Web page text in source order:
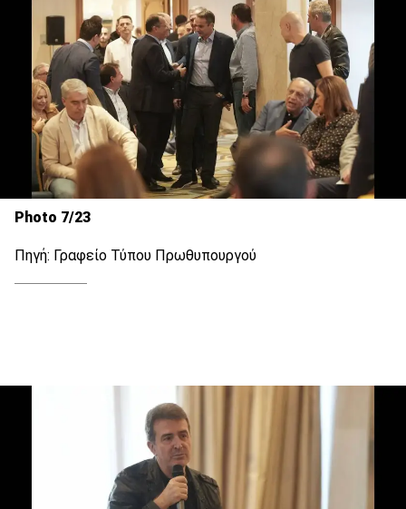
Photo 7/23
Πηγή: Γραφείο Τύπου Πρωθυπουργού